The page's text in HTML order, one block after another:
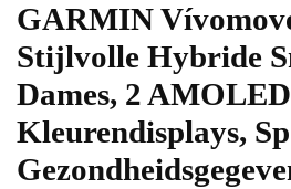
GARMIN
Stijlvolle Hybride
Dames, 2
Kleurendisplays,